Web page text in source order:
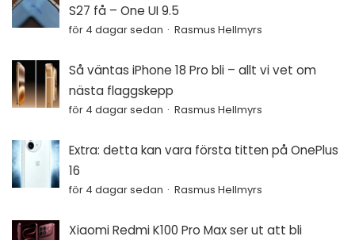
S27 få – One UI 9.5
för 4 dagar sedan Rasmus Hellmyrs
Så väntas iPhone 18 Pro bli – allt vi vet om
nästa flaggskepp
för 4 dagar sedan Rasmus Hellmyrs
Extra: detta kan vara första titten på OnePlus
16
för 4 dagar sedan Rasmus Hellmyrs
Xiaomi Redmi K100 Pro Max ser ut att bli